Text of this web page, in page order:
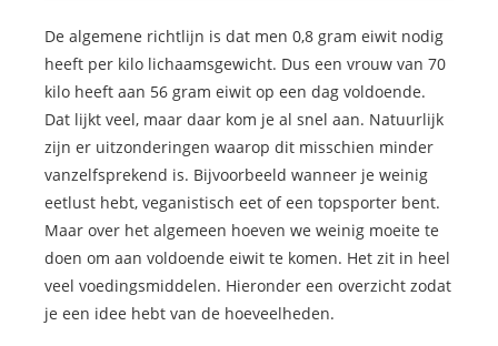
De algemene richtlijn is dat men 0,8 gram eiwit nodig
heeft per kilo lichaamsgewicht. Dus een vrouw van 70
kilo heeft aan 56 gram eiwit op een dag voldoende.
Dat lijkt veel, maar daar kom je al snel aan. Natuurlijk
zijn er uitzonderingen waarop dit misschien minder
vanzelfsprekend is. Bijvoorbeeld wanneer je weinig
eetlust hebt, veganistisch eet of een topsporter bent.
Maar over het algemeen hoeven we weinig moeite te
doen om aan voldoende eiwit te komen. Het zit in heel
veel voedingsmiddelen. Hieronder een overzicht zodat
je een idee hebt van de hoeveelheden.